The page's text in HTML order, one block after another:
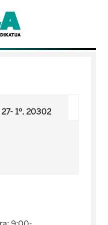
1º. 20302